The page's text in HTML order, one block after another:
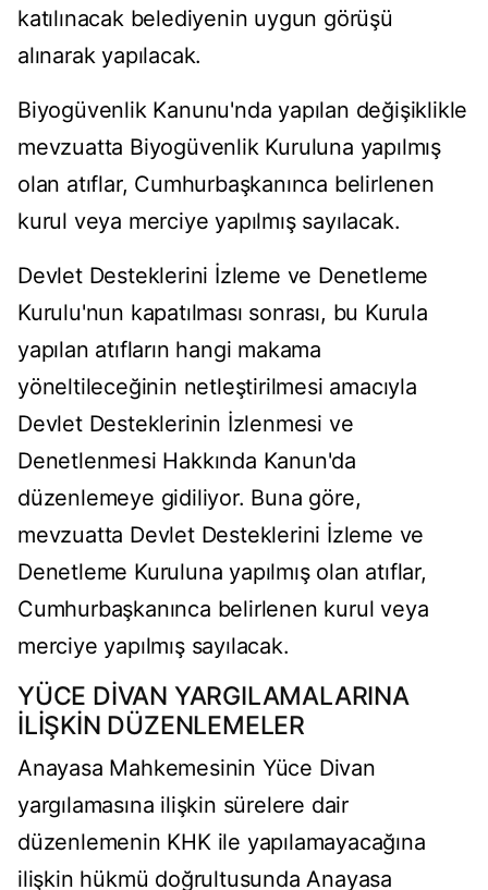
katılınacak belediyenin uygun görüşü
alınarak yapılacak.
Biyogüvenlik Kanunu'nda yapılan değişiklikle
mevzuatta Biyogüvenlik Kuruluna yapılmış
olan atıflar, Cumhurbaşkanınca belirlenen
kurul veya merciye yapılmış sayılacak.
Devlet Desteklerini İzleme ve Denetleme
Kurulu'nun kapatılması sonrası, bu Kurula
yapılan atıfların hangi makama
yöneltileceğinin netleştirilmesi amacıyla
Devlet Desteklerinin İzlenmesi ve
Denetlenmesi Hakkında Kanun'da
düzenlemeye gidiliyor. Buna göre,
mevzuatta Devlet Desteklerini İzleme ve
Denetleme Kuruluna yapılmış olan atıflar,
Cumhurbaşkanınca belirlenen kurul veya
merciye yapılmış sayılacak.
YÜCE DİVAN YARGILAMALARINA
İLİŞKİN DÜZENLEMELER
Anayasa Mahkemesinin Yüce Divan
yargılamasına ilişkin sürelere dair
düzenlemenin KHK ile yapılamayacağına
ilişkin hükmü doğrultusunda Anayasa